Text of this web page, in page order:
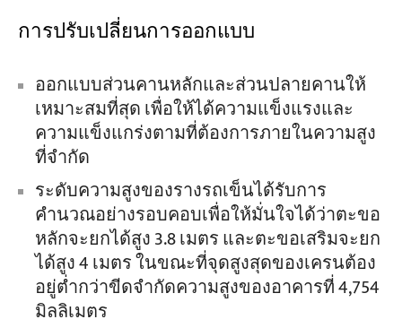
การปรับเปลี่ยนการออกแบบ
ออกแบบส่วนคานหลักและส่วนปลายคานให้
เหมาะสมที่สุด เพื่อให้ได้ความแข็งแรงและ
ความแข็งแกร่งตามที่ต้องการภายในความสูง
ที่จำกัด
ระดับความสูงของรางรถเข็นได้รับการ
คำนวณอย่างรอบคอบเพื่อให้มั่นใจได้ว่าตะขอ
หลักจะยกได้สูง 3.8 เมตร และตะขอเสริมจะยก
ได้สูง 4 เมตร ในขณะที่จุดสูงสุดของเครนต้อง
อยู่ต่ำกว่าขีดจำกัดความสูงของอาคารที่ 4,754
มิลลิเมตร